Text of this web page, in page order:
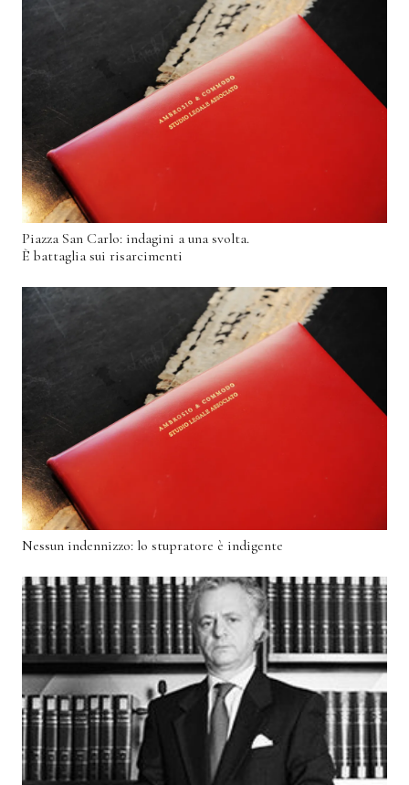
Piazza San Carlo: indagini a una svolta.
È battaglia sui risarcimenti
Nessun indennizzo: lo stupratore è indigente